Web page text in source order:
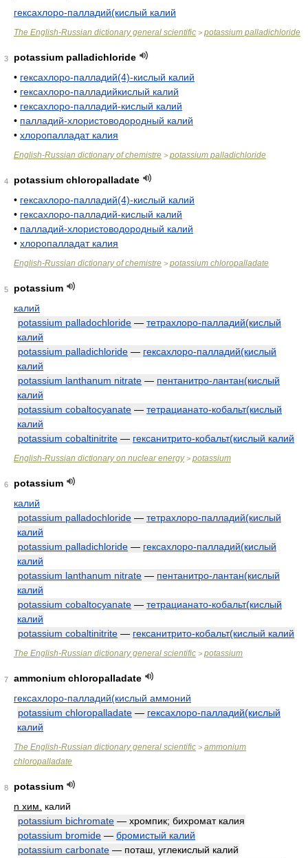
гексахлоро-палладий(кислый калий
The English-Russian dictionary general scientific > potassium palladichloride
3
potassium palladichloride
• гексахлоро-палладий(4)-кислый калий
• гексахлоро-палладийкислый калий
• гексахлоро-палладий-кислый калий
• палладий-хлористоводородный калий
• хлоропалладат калия
English-Russian dictionary of chemistre > potassium palladichloride
4
potassium chloropalladate
• гексахлоро-палладий(4)-кислый калий
• гексахлоро-палладий-кислый калий
• палладий-хлористоводородный калий
• хлоропалладат калия
English-Russian dictionary of chemistre > potassium chloropalladate
5
potassium
калий
potassium palladochloride — тетрахлоро-палладий(кислый
калий
potassium palladichloride — гексахлоро-палладий(кислый
калий
potassium lanthanum nitrate — пентанитро-лантан(кислый
калий
potassium cobaltocyanate — тетрацианато-кобальт(кислый
калий
potassium cobaltinitrite — гексанитрито-кобальт(кислый калий
English-Russian dictionary on nuclear energy> potassium
6
potassium
калий
potassium palladochloride — тетрахлоро-палладий(кислый
калий
potassium palladichloride — гексахлоро-палладий(кислый
калий
potassium lanthanum nitrate — пентанитро-лантан(кислый
калий
potassium cobaltocyanate — тетрацианато-кобальт(кислый
калий
potassium cobaltinitrite — гексанитрито-кобальт(кислый калий
The English-Russian dictionary general scientific > potassium
7
ammonium chloropalladate
гексахлоро-палладий(кислый аммоний
potassium chloropalladate — гексахлоро-палладий(кислый
калий
The English-Russian dictionary general scientific > ammonium
chloropalladate
8
potassium
n хим.
калий
potassium bichromate — хромпик; бихромат калия
potassium bromide — бромистый калий
potassium carbonate — поташ, углекислый калий